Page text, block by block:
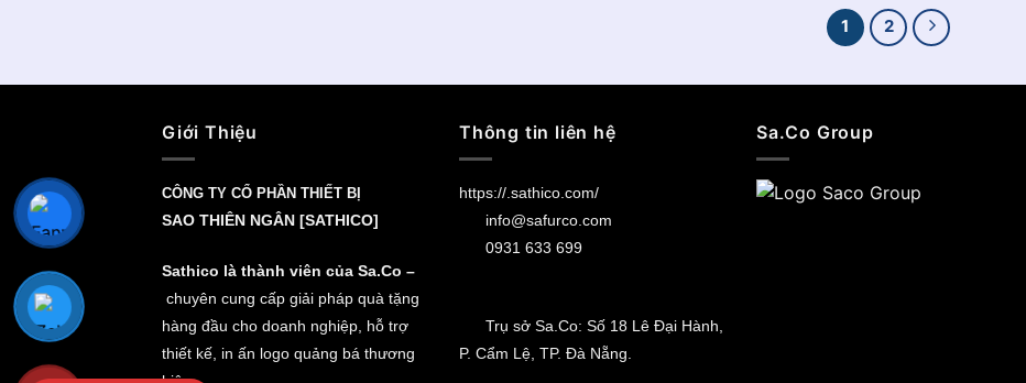
1 2
Giới Thiệu
CÔNG TY CỔ PHẦN THIẾT BỊ
SAO THIÊN NGÂN [SATHICO]
Sathico là thành viên của Sa.Co –
chuyên cung cấp giải pháp quà tặng
hàng đầu cho doanh nghiệp, hỗ trợ
thiết kế, in ấn logo quảng bá thương
Thông tin liên hệ
https://.sathico.com/
info@safurco.com
0931 633 699
Trụ sở Sa.Co: Số 18 Lê Đại Hành,
P. Cẩm Lệ, TP. Đà Nẵng.
Sa.Co Group